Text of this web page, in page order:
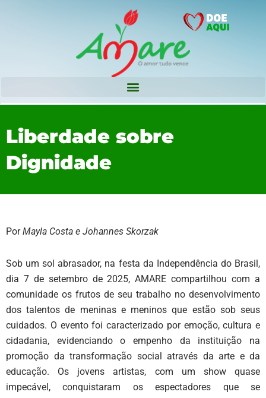
Liberdade sobre
Dignidade
PorMayla Costa e Johannes Skorzak
Sob um sol abrasador, na festa da Independência do Brasil,
dia 7 de setembro de 2025, AMARE compartilhou com a
comunidade os frutos de seu trabalho no desenvolvimento
dos talentos de meninas e meninos que estão sob seus
cuidados. O evento foi caracterizado por emoção, cultura e
cidadania, evidenciando o empenho da instituição na
promoção da transformação social através da arte e da
educação. Os jovens artistas, com um show quase
impecável, conquistaram os espectadores que se